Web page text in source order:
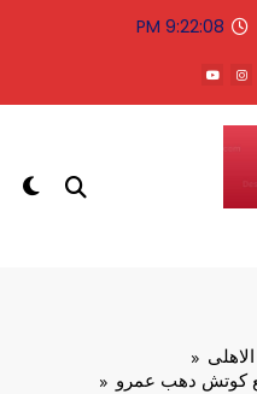
9:22:09 PM
كوتش دهب عمرو